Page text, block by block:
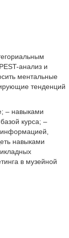
анализ и
ментальные
тенденций
– навыками
курса; –
навыками
в музейной